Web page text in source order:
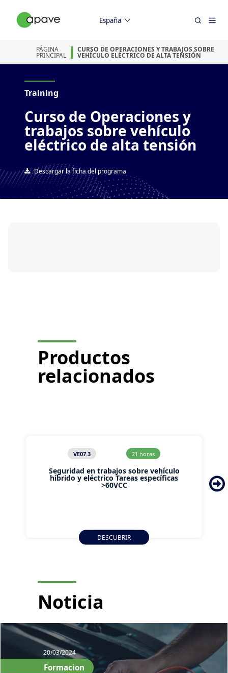
España
PÁGINA
PRINCIPAL
CURSO DE OPERACIONES Y TRABAJOS SOBRE
VEHÍCULO ELÉCTRICO DE ALTA TENSIÓN
Training
Curso de Operaciones y
trabajos sobre vehículo
eléctrico de alta tensión
Descargar la ficha del programa
Productos
relacionados
VE07.3 21 horas
Seguridad en trabajos sobre vehículo
híbrido y eléctrico Tareas específicas
>60VCC
DESCUBRIR
Noticia
20/03/2024
Formacion